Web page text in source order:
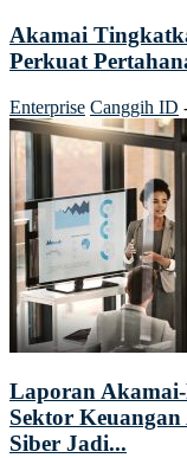
Akamai
Perkuat
Enterprise Canggih ID
Laporan
Sektor
Siber Jadi...